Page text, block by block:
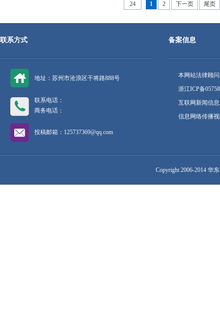
24 1 2 下一页 尾页
联系方式
地址：苏州市沧浪区干将路888号
联系电话：
商务电话：
投稿邮箱：125737369@qq.com
备案信息
本网站法律顾
浙江ICP备
互联网新闻信
信息网络传播
Copyright 2006-2014 华